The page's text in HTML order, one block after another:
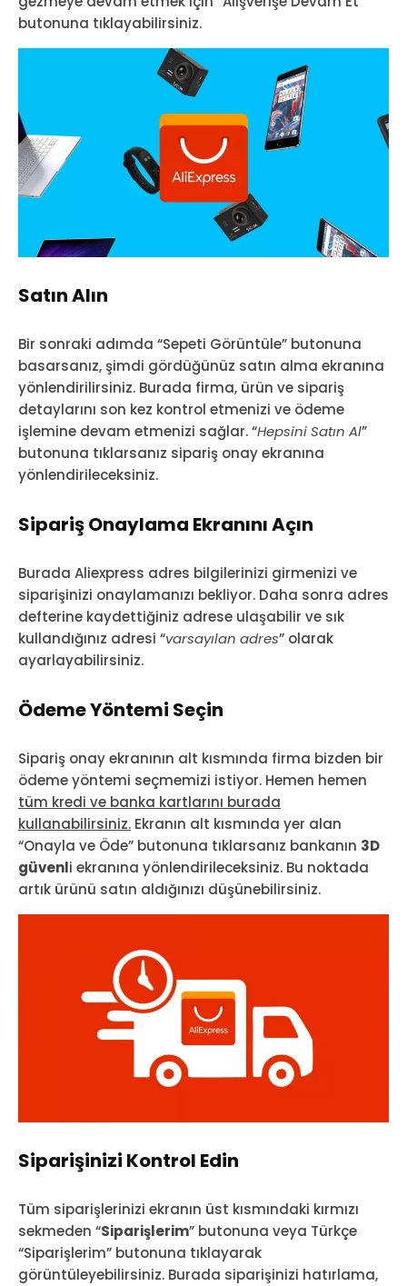
butonuna tıklayabilirsiniz.
Satın Alın
Bir sonraki adımda “Sepeti Görüntüle” butonuna
basarsanız, şimdi gördüğünüz satın alma ekranına
yönlendirilirsiniz. Burada firma, ürün ve sipariş
detaylarını son kez kontrol etmenizi ve ödeme
işlemine devam etmenizi sağlar. “Hepsini Satın Al”
butonuna tıklarsanız sipariş onay ekranına
yönlendirileceksiniz.
Sipariş Onaylama Ekranını Açın
Burada Aliexpress adres bilgilerinizi girmenizi ve
siparişinizi onaylamanızı bekliyor. Daha sonra adres
defterine kaydettiğiniz adrese ulaşabilir ve sık
kullandığınız adresi “varsayılan adres” olarak
ayarlayabilirsiniz.
Ödeme Yöntemi Seçin
Sipariş onay ekranının alt kısmında firma bizden bir
ödeme yöntemi seçmemizi istiyor. Hemen hemen
tüm kredi ve banka kartlarını burada
kullanabilirsiniz. Ekranın alt kısmında yer alan
“Onayla ve Öde” butonuna tıklarsanız bankanın 3D
güvenli ekranına yönlendirileceksiniz. Bu noktada
artık ürünü satın aldığınızı düşünebilirsiniz.
Siparişinizi Kontrol Edin
Tüm siparişlerinizi ekranın üst kısmındaki kırmızı
sekmeden “Siparişlerim” butonuna veya Türkçe
“Siparişlerim” butonuna tıklayarak
görüntüleyebilirsiniz. Burada siparişinizi hatırlama,